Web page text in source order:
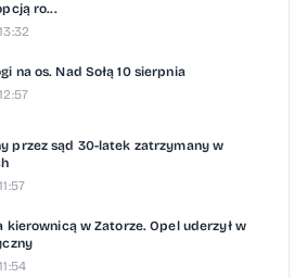
ro...
na os. Nad Sołą 10 sierpnia
przez sąd 30-latek zatrzymany w
kierownicą w Zatorze. Opel uderzył w